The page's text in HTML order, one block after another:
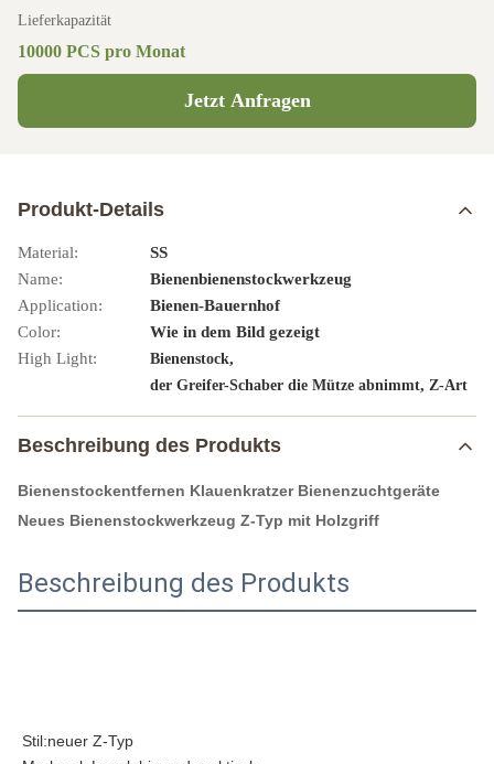
Lieferkapazität
10000 PCS pro Monat
Jetzt Anfragen
Produkt-Details
Material:
SS
Name:
Bienenbienenstockwerkzeug
Application:
Bienen-Bauernhof
Color:
Wie in dem Bild gezeigt
High Light:
Bienenstock,
der Greifer-Schaber die Mütze abnimmt, Z-Art
Beschreibung des Produkts
Bienenstockentfernen Klauenkratzer Bienenzuchtgeräte
Neues Bienenstockwerkzeug Z-Typ mit Holzgriff
Beschreibung des Produkts
Stil:neuer Z-Typ